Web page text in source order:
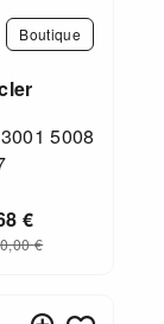
Boutique
5008
€
€